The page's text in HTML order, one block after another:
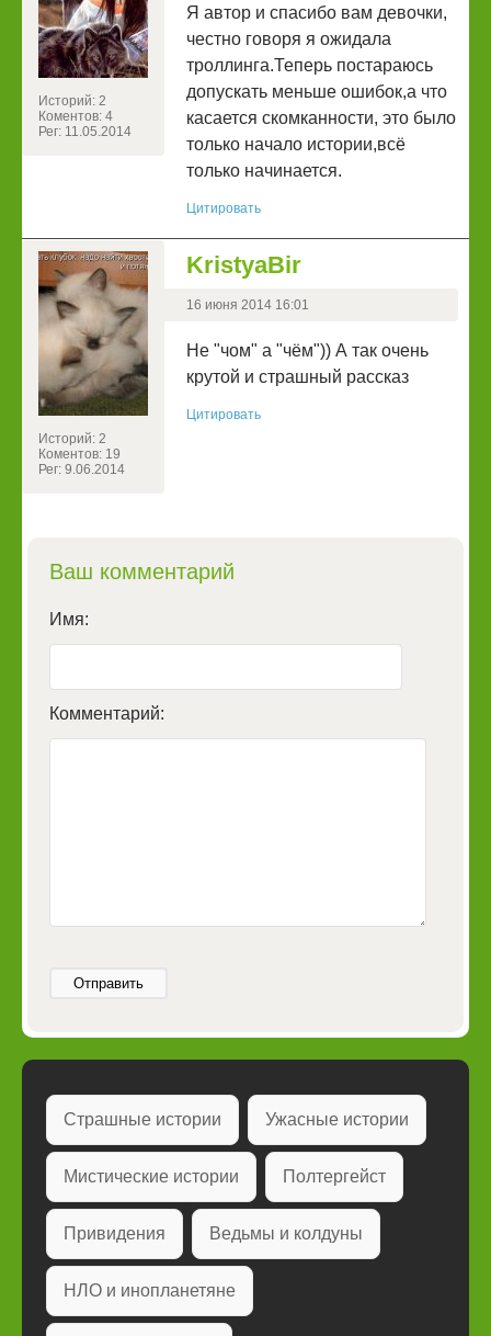
Историй: 2
Коментов: 4
Рег: 11.05.2014
Я автор и спасибо вам девочки,
честно говоря я ожидала
троллинга.Теперь постараюсь
допускать меньше ошибок,а что
касается скомканности, это было
только начало истории,всё
только начинается.
Цитировать
Историй: 2
Коментов: 19
Рег: 9.06.2014
KristyaBir
16 июня 2014 16:01
Не "чом" а "чём")) А так очень
крутой и страшный рассказ
Цитировать
Ваш комментарий
Имя:
Комментарий:
Отправить
Страшные истории Ужасные истории
Мистические истории Полтергейст
Привидения Ведьмы и колдуны
НЛО и инопланетяне